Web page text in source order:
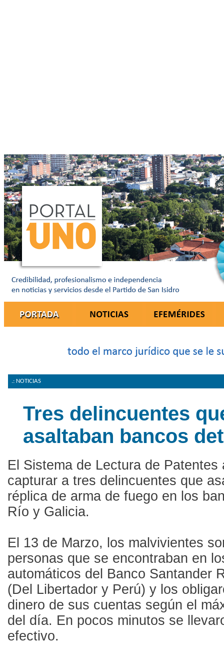
.: NOTICIAS
Tres delincuentes
asaltaban bancos
El Sistema de Lectura de Patentes
capturar a tres delincuentes que
réplica de arma de fuego en los
Río y Galicia.
El 13 de Marzo, los malvivientes
personas que se encontraban en
automáticos del Banco Santander
(Del Libertador y Perú) y los
dinero de sus cuentas según el
del día. En pocos minutos se
efectivo.